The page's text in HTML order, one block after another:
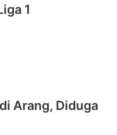
1
Arang, Diduga